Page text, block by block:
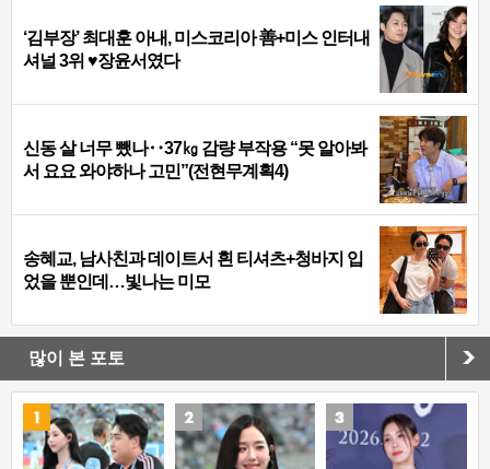
‘김부장’ 최대훈 아내, 미스코리아 善+미스 인터내
셔널 3위 ♥장윤서였다
신동 살 너무 뺐나‥37㎏ 감량 부작용 “못 알아봐
서 요요 와야하나 고민”(전현무계획4)
송혜교, 남사친과 데이트서 흰 티셔츠+청바지 입
었을 뿐인데…빛나는 미모
많이 본 포토